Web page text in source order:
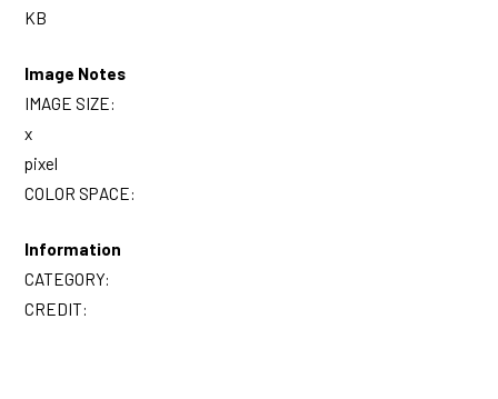
KB
Image Notes
IMAGE SIZE:
x
pixel
COLOR SPACE:
Information
CATEGORY:
CREDIT: